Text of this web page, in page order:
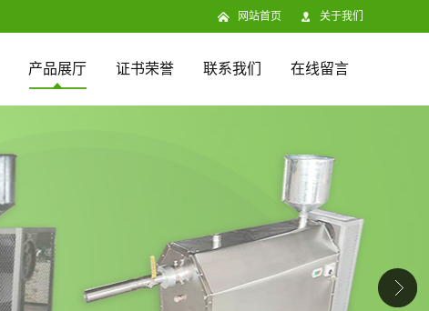
网站首页 关于我们
产品展厅 证书荣誉 联系我们 在线留言